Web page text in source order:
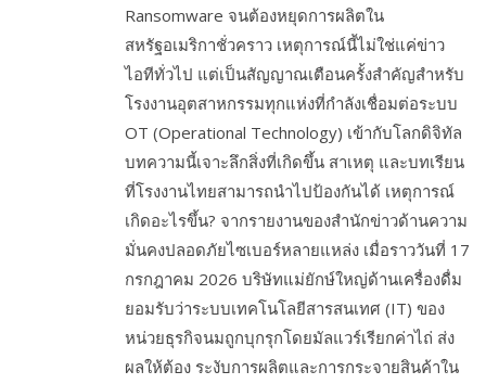
Ransomware จนต้องหยุดการผลิตใน
สหรัฐอเมริกาชั่วคราว เหตุการณ์นี้ไม่ใช่แค่ข่าว
ไอทีทั่วไป แต่เป็นสัญญาณเตือนครั้งสำคัญสำหรับ
โรงงานอุตสาหกรรมทุกแห่งที่กำลังเชื่อมต่อระบบ
OT (Operational Technology) เข้ากับโลกดิจิทัล
บทความนี้เจาะลึกสิ่งที่เกิดขึ้น สาเหตุ และบทเรียน
ที่โรงงานไทยสามารถนำไปป้องกันได้ เหตุการณ์
เกิดอะไรขึ้น? จากรายงานของสำนักข่าวด้านความ
มั่นคงปลอดภัยไซเบอร์หลายแหล่ง เมื่อราววันที่ 17
กรกฎาคม 2026 บริษัทแม่ยักษ์ใหญ่ด้านเครื่องดื่ม
ยอมรับว่าระบบเทคโนโลยีสารสนเทศ (IT) ของ
หน่วยธุรกิจนมถูกบุกรุกโดยมัลแวร์เรียกค่าไถ่ ส่ง
ผลให้ต้อง ระงับการผลิตและการกระจายสินค้าใน